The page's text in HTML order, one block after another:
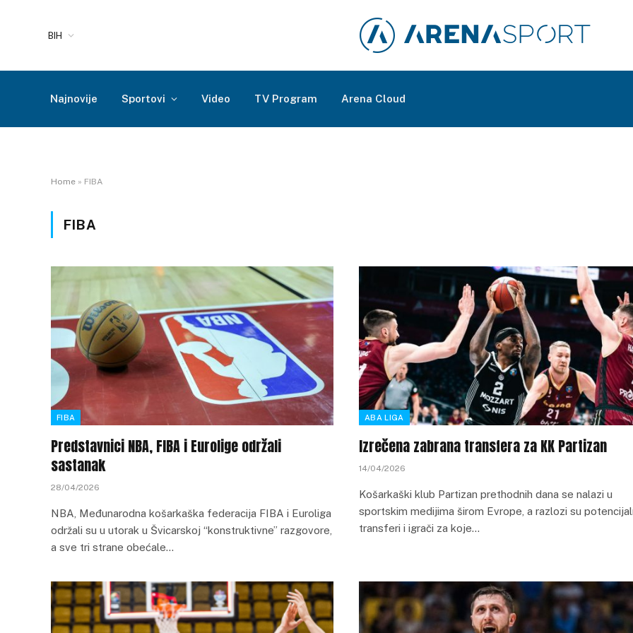
BIH
Najnovije Sportovi Video TV Program Arena Cloud
Home » FIBA
FIBA
FIBA
Predstavnici NBA, FIBA i Eurolige održali
sastanak
28/04/2026
NBA, Međunarodna košarkaška federacija FIBA ​​i Euroliga
održali su u utorak u Švicarskoj “konstruktivne” razgovore,
a sve tri strane obećale…
ABA LIGA
Izrečena zabrana transfera za KK Partizan
14/04/2026
Košarkaški klub Partizan prethodnih dana se nalazi u
sportskim medijima širom Evrope, a razlozi su
transferi i igrači za koje…